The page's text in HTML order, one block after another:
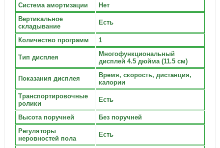
Система амортизации
Нет
Вертикальное
складывание
Есть
Количество программ 1
Тип дисплея
Многофункциональный
дисплей 4.5 дюйма (11.5 см)
Показания дисплея
Время, скорость, дистанция,
калории
Транспортировочные
ролики
Есть
Высота поручней
Без поручней
Регуляторы
неровностей пола
Есть